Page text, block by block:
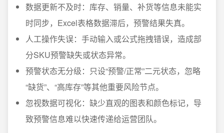
数据更新不及时：库存、销量、补货等信息未能实
时同步，Excel表格数据滞后，预警结果失真。
人工操作失误：手动输入或公式拖拽错误，造成部
分SKU预警缺失或状态异常。
预警状态无分级：只设“预警/正常”二元状态，忽略
“缺货”、“高库存”等其他重要风险节点。
忽视数据可视化：缺少直观的图表和颜色标记，导
致预警信息难以快速传递给运营团队。